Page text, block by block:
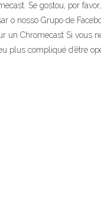
Se gostou, por
o nosso Grupo de
Chromecast Si vous
plus compliqué d’être